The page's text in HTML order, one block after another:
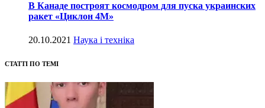
В Канаде построят космодром для пуска украинских
ракет «Циклон 4М»
20.10.2021 Наука і техніка
СТАТТІ ПО ТЕМІ